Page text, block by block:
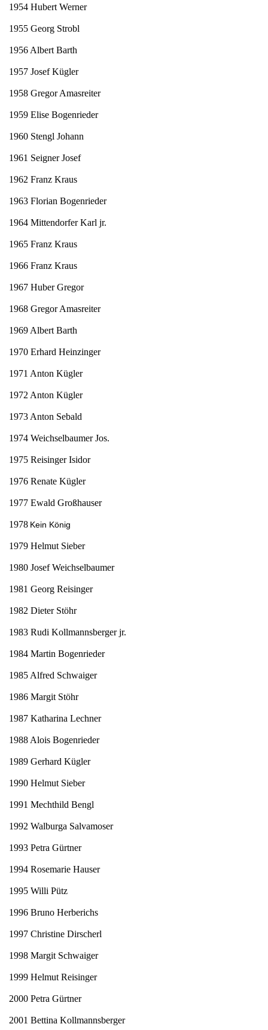
1954 Hubert Werner
1955 Georg Strobl
1956 Albert Barth
1957 Josef Kügler
1958 Gregor Amasreiter
1959 Elise Bogenrieder
1960 Stengl Johann
1961 Seigner Josef
1962 Franz Kraus
1963 Florian Bogenrieder
1964 Mittendorfer Karl jr.
1965 Franz Kraus
1966 Franz Kraus
1967 Huber Gregor
1968 Gregor Amasreiter
1969 Albert Barth
1970 Erhard Heinzinger
1971 Anton Kügler
1972 Anton Kügler
1973 Anton Sebald
1974 Weichselbaumer Jos.
1975 Reisinger Isidor
1976 Renate Kügler
1977 Ewald Großhauser
1978 Kein König
1979 Helmut Sieber
1980 Josef Weichselbaumer
1981 Georg Reisinger
1982 Dieter Stöhr
1983 Rudi Kollmannsberger jr.
1984 Martin Bogenrieder
1985 Alfred Schwaiger
1986 Margit Stöhr
1987 Katharina Lechner
1988 Alois Bogenrieder
1989 Gerhard Kügler
1990 Helmut Sieber
1991 Mechthild Bengl
1992 Walburga Salvamoser
1993 Petra Gürtner
1994 Rosemarie Hauser
1995 Willi Pütz
1996 Bruno Herberichs
1997 Christine Dirscherl
1998 Margit Schwaiger
1999 Helmut Reisinger
2000 Petra Gürtner
2001 Bettina Kollmannsberger